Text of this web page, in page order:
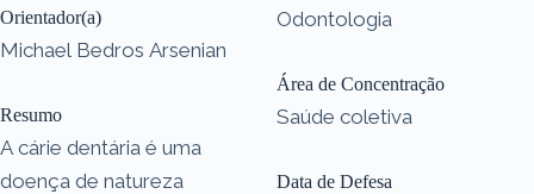
Orientador(a)
Michael Bedros Arsenian
Resumo
A cárie dentária é uma
doença de natureza
Odontologia
Área de Concentração
Saúde coletiva
Data de Defesa